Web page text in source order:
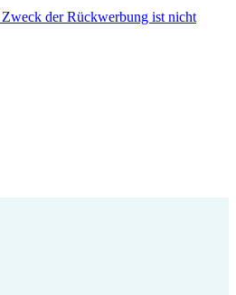
der Rückwerbung ist nicht